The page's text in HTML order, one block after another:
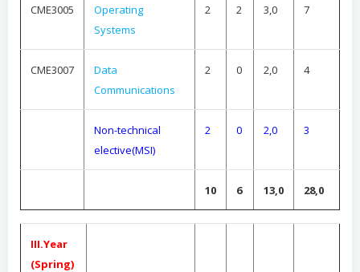
CME3005
Operating
Systems
2 2 3,0 7
CME3007
Data
Communications
2 0 2,0 4
Non-technical
elective(MSI)
2 0 2,0 3
10 6 13,0 28,0
III.Year
(Spring)